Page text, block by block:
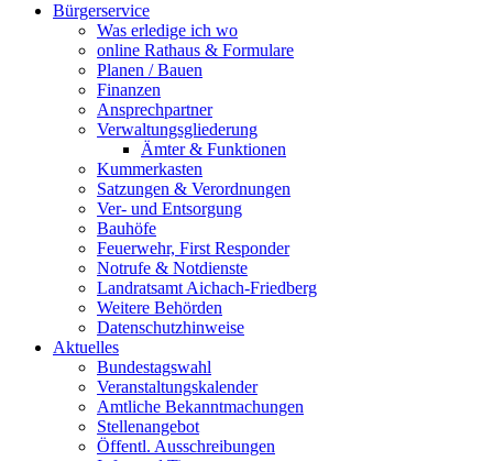
Bürgerservice
Was erledige ich wo
online Rathaus & Formulare
Planen / Bauen
Finanzen
Ansprechpartner
Verwaltungsgliederung
Ämter & Funktionen
Kummerkasten
Satzungen & Verordnungen
Ver- und Entsorgung
Bauhöfe
Feuerwehr, First Responder
Notrufe & Notdienste
Landratsamt Aichach-Friedberg
Weitere Behörden
Datenschutzhinweise
Aktuelles
Bundestagswahl
Veranstaltungskalender
Amtliche Bekanntmachungen
Stellenangebot
Öffentl. Ausschreibungen